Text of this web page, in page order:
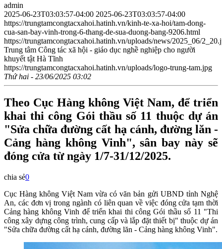
admin
2025-06-23T03:03:57-04:00 2025-06-23T03:03:57-04:00
https://trungtamcongtacxahoi.hatinh.vn/kinh-te-xa-hoi/tam-dong-
cua-san-bay-vinh-trong-6-thang-de-sua-duong-bang-9206.html
https://trungtamcongtacxahoi.hatinh.vn/uploads/news/2025_06/
Trung tâm Công tác xã hội - giáo dục nghề nghiệp cho người
khuyết tật Hà Tĩnh
https://trungtamcongtacxahoi.hatinh.vn/uploads/logo-trung-tam.jpg
Thứ hai - 23/06/2025 03:02
Theo Cục Hàng không Việt Nam, để triển
khai thi công Gói thầu số 11 thuộc dự án
"Sửa chữa đường cất hạ cánh, đường lăn -
Cảng hàng không Vinh", sân bay này sẽ
đóng cửa từ ngày 1/7-31/12/2025.
chia sẻ0
Cục Hàng không Việt Nam vừa có văn bản gửi UBND tỉnh Nghệ
An, các đơn vị trong ngành có liên quan về việc đóng cửa tạm thời
Cảng hàng không Vinh để triển khai thi công Gói thầu số 11 "Thi
công xây dựng công trình, cung cấp và lắp đặt thiết bị" thuộc dự án
"Sửa chữa đường cất hạ cánh, đường lăn - Cảng hàng không Vinh".